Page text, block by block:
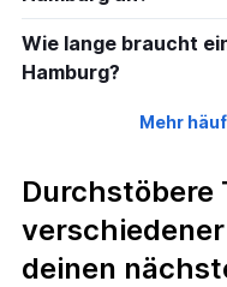
Wie lange braucht
Hamburg?
Mehr
Durchstöbere
deinen